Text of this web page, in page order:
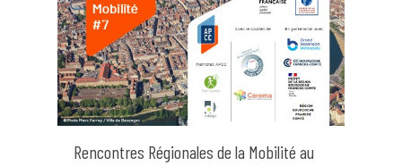
Rencontres Régionales de la Mobilité au